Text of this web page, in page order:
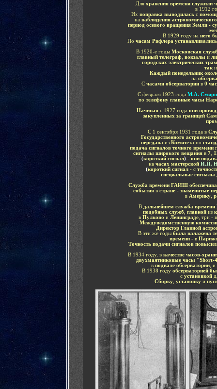
Для хранения времени служили
в 1912
Их поправка выводиласьс
на наблюдения
период осевого вращения Земли -
В 1929 году на него
По часам Рифлера
В 1920-е годы Московская
главный телеграф, вокзалы и
городских электрических
так и
Каждый понедельник
на
С часами обсерватории в 0
С февраля 1923 года М.А.
по телефону главные часы
Начиная с 1927 года они
закупленных за границей
С 1 сентября 1931 года в
Государственного
передана из Комитета по
подача сигналов точного времени
сигналы широкого вещания в 7
(короткий сигнал) - они
на часах мастерской И.П.
(короткий сигнал - с
специальные сигналы
Служба времени ГАИШ
событияв стране - знаменитые
в Америку
В дальнейшем служба
подобных служб
главной из
вПулково иЛенинграде, три - в
Междуведомственную
Директор Главной
В эти же годы была налажена
времени - в
Точность подачи сигналов
В 1934 году, вкачестве часов-
двухмаятниковые часы "Short-
в подвале обсерватории , и
В 1938 годуобсерваторией
с установкой
Сборку, установку и